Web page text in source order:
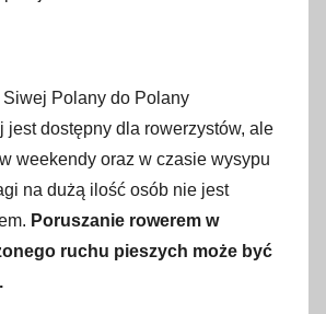
Polany do Polany
jest dostępny dla rowerzystów, ale
weekendy oraz w czasie wysypu
na dużą ilość osób nie jest
Poruszanie rowerem w
ruchu pieszych może być